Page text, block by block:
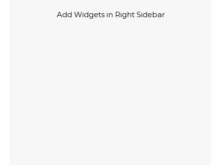
Add Widgets in Right Sidebar